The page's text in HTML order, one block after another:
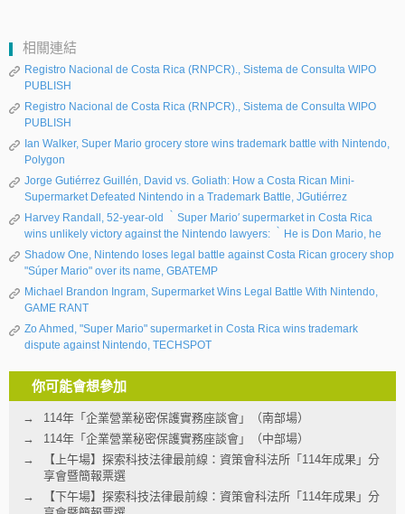
相關連結
Registro Nacional de Costa Rica (RNPCR)., Sistema de Consulta WIPO
PUBLISH
Registro Nacional de Costa Rica (RNPCR)., Sistema de Consulta WIPO
PUBLISH
Ian Walker, Super Mario grocery store wins trademark battle with Nintendo,
Polygon
Jorge Gutiérrez Guillén, David vs. Goliath: How a Costa Rican Mini-
Supermarket Defeated Nintendo in a Trademark Battle, JGutiérrez
Harvey Randall, 52-year-old ‵Super Mario′ supermarket in Costa Rica
wins unlikely victory against the Nintendo lawyers: ‵He is Don Mario, he
Shadow One, Nintendo loses legal battle against Costa Rican grocery shop
"Súper Mario" over its name, GBATEMP
Michael Brandon Ingram, Supermarket Wins Legal Battle With Nintendo,
GAME RANT
Zo Ahmed, "Super Mario" supermarket in Costa Rica wins trademark
dispute against Nintendo, TECHSPOT
你可能會想參加
114年「企業營業秘密保護實務座談會」（南部場）
114年「企業營業秘密保護實務座談會」（中部場）
【上午場】探索科技法律最前線：資策會科法所「114年成果」分
享會暨簡報票選
【下午場】探索科技法律最前線：資策會科法所「114年成果」分